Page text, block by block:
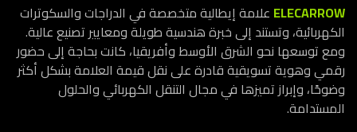
ELECARROWعلامة إيطالية متخصصة في الدراجات والسكوترات
الكهربائية، وتستند إلى خبرة هندسية طويلة ومعايير تصنيع عالية.
ومع توسعها نحو الشرق الأوسط وأفريقيا، كانت بحاجة إلى حضور
رقمي وهوية تسويقية قادرة على نقل قيمة العلامة بشكل أكثر
وضوحًا، وإبراز تميزها في مجال التنقل الكهربائي والحلول
المستدامة.